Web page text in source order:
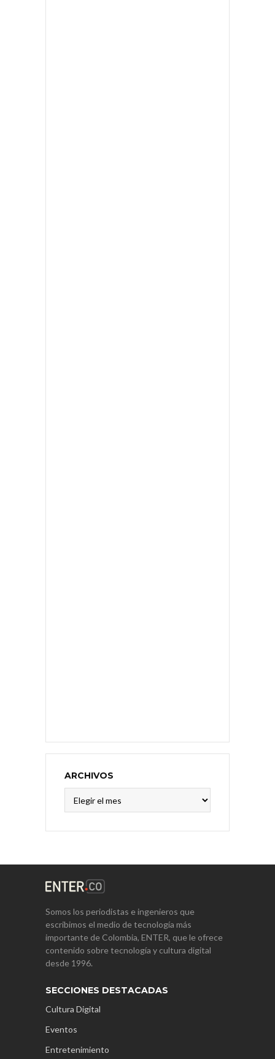
ARCHIVOS
Somos los periodistas e ingenieros que
escribimos el medio de tecnología más
importante de Colombia, ENTER, que le ofrece
contenido sobre tecnología y cultura digital
desde 1996.
SECCIONES DESTACADAS
Cultura Digital
Eventos
Entretenimiento